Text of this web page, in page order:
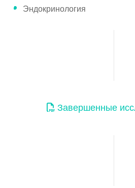
Эндокринология
Завершенные